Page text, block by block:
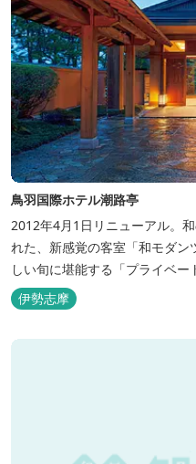
鳥羽国際ホテル潮路亭
2012年4月1日リニューアル。
れた、新感覚の客室「和モダ
しい旬に堪能する「プライベ
スメティックスとの提携により
ラ風呂」が誕生
伊勢志摩